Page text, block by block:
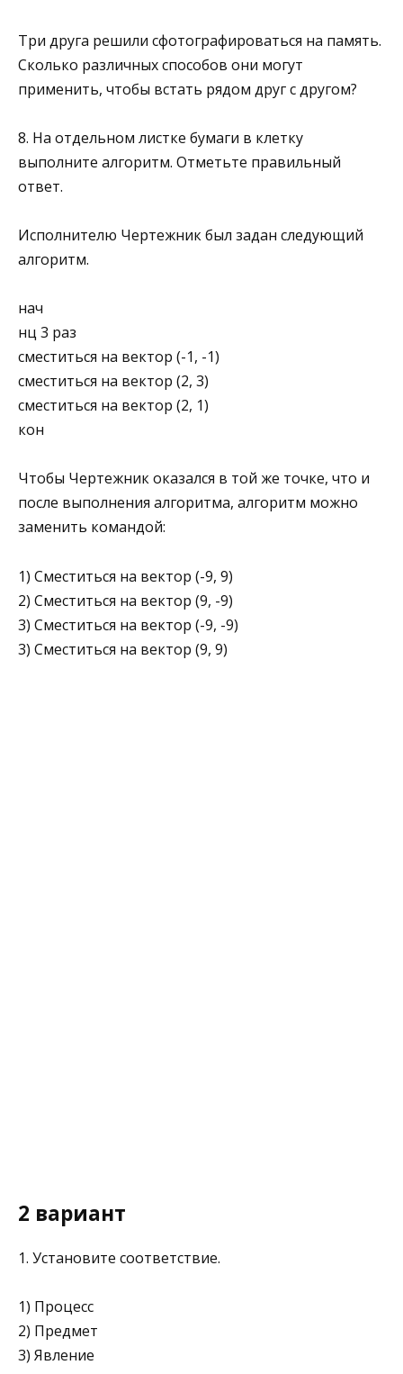
Три друга решили сфотографироваться на память.
Сколько различных способов они могут
применить, что­бы встать рядом друг с другом?
8. На отдельном листке бумаги в клетку
выполните алго­ритм. Отметьте правильный
ответ.
Исполнителю Чертежник был задан следующий
алгоритм.
нач
нц 3 раз
сместиться на вектор (-1, -1)
сместиться на вектор (2, 3)
сместиться на вектор (2, 1)
кон
Чтобы Чертежник оказался в той же точке, что и
по­сле выполнения алгоритма, алгоритм можно
заменить командой:
1) Сместиться на вектор (-9, 9)
2) Сместиться на вектор (9, -9)
3) Сместиться на вектор (-9, -9)
3) Сместиться на вектор (9, 9)
2 вариант
1. Установите соответствие.
1) Процесс
2) Предмет
3) Явление